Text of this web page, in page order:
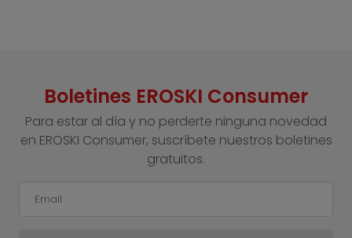
Boletines EROSKI Consumer
Para estar al día y no perderte ninguna novedad
en EROSKI Consumer, suscríbete nuestros boletines
gratuitos.